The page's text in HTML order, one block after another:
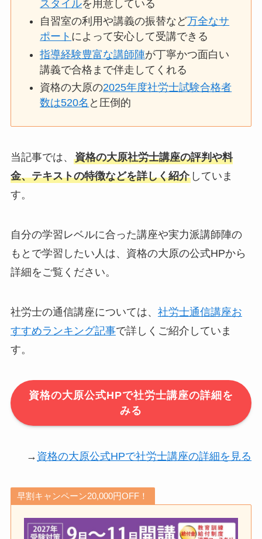
スタイルを用意している
自習室の利用や講義の振替など万全なサ
ポート によって安心して受講できる
指導経験豊富な講師陣が丁寧かつ面白い
講義で合格まで伴走してくれる
資格の大原の2025年度社労士試験合格者
数は520名 と圧倒的
当記事では、 資格の大原社労士講座の評判や料
金、テキストの特徴などを詳しく紹介していま
す。
自分の学習レベルに合った講座や実力派講師陣の
もとで学習したい人は、資格の大原の公式HPから
詳細をご覧ください。
社労士の通信講座については、 社労士通信講座お
すすめランキング記事で詳しくご紹介していま
す。
資格の大原公式HPで社労士講座の詳細を
みる
→ 資格の大原公式HPで社労士講座の詳細を見る
早割キャンペーン20,000円OFF！